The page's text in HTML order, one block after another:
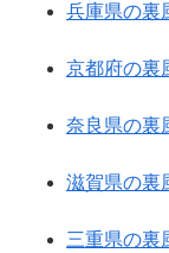
兵庫県の裏
京都府の裏
奈良県の裏
滋賀県の裏
三重県の裏